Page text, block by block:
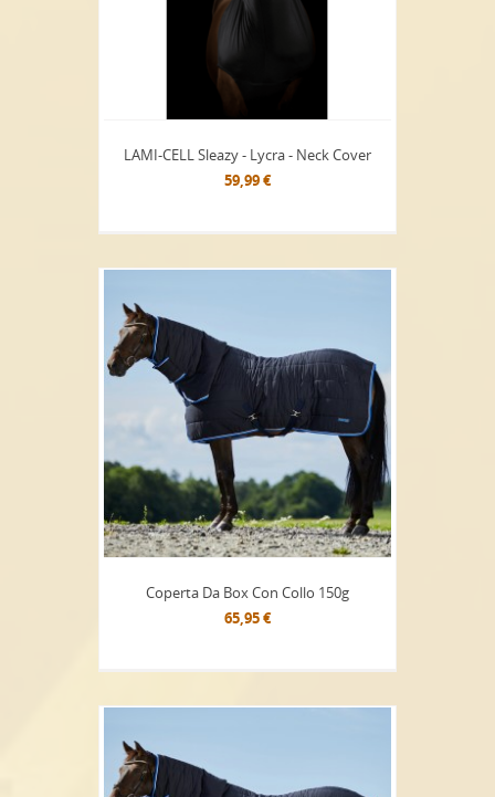
LAMI-CELL Sleazy - Lycra - Neck Cover
59,99 €
Coperta Da Box Con Collo 150g
65,95 €